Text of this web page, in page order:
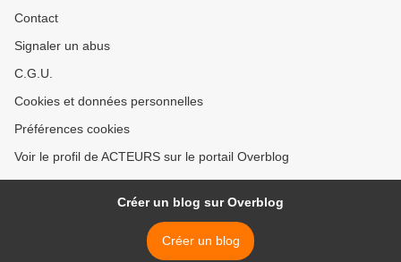
Contact
Signaler un abus
C.G.U.
Cookies et données personnelles
Préférences cookies
Voir le profil de ACTEURS sur le portail Overblog
Créer un blog sur Overblog
Créer un blog